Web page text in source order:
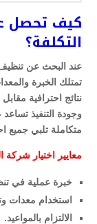
كيف تحصل
التكلفة؟
عند البحث عن
تمتلك الخبرة
نتائج احترافية
وجودة التنفيذ
متكاملة تلبي جميع
معايير اختيار شركة
خبرة عملية في
استخدام معدات
الالتزام بالمواعيد.